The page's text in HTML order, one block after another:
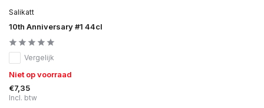
Salikatt
10th Anniversary #1 44cl
Vergelijk
Niet op voorraad
€7,35
Incl. btw